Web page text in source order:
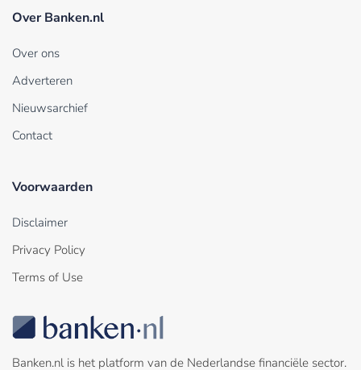
Over Banken.nl
Over ons
Adverteren
Nieuwsarchief
Contact
Voorwaarden
Disclaimer
Privacy Policy
Terms of Use
Banken.nl is het platform van de Nederlandse financiële sector.